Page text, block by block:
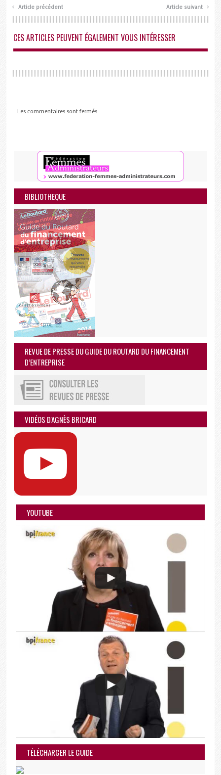
‹ Article précédent Article suivant ›
CES ARTICLES PEUVENT ÉGALEMENT VOUS INTÉRESSER
Les commentaires sont fermés.
BIBLIOTHEQUE
REVUE DE PRESSE DU GUIDE DU ROUTARD DU FINANCEMENT
D’ENTREPRISE
VIDÉOS D'AGNÈS BRICARD
YOUTUBE
TÉLÉCHARGER LE GUIDE